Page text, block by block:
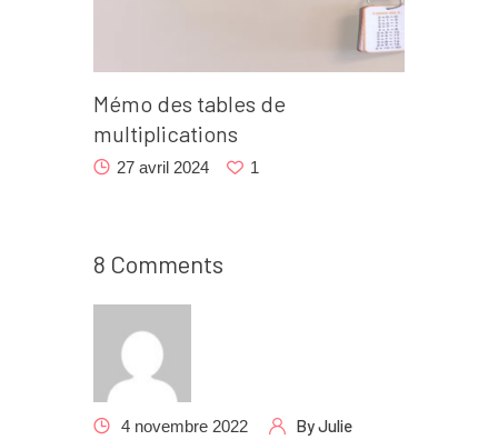
Mémo des tables de
multiplications
27 avril 2024 1
8 Comments
4 novembre 2022 ByJulie